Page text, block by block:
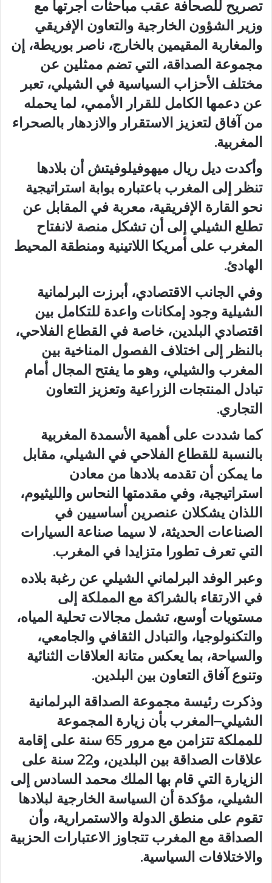
تصريح للصحافة عقب مباحثات أجرتها مع
وزير الشؤون الخارجية والتعاون الإفريقي
والمغاربة المقيمين بالخارج، ناصر بوريطة، إن
مجموعة الصداقة، التي تضم ممثلين عن
مختلف الأحزاب السياسية في الشيلي، تعبر
عن دعمها الكامل للقرار الأممي، لما يحمله
من آفاق لتعزيز الاستقرار والازدهار بالصحراء
المغربية.
وأكدت ديل ريال ميهوفيلوفيتش أن بلادها
تنظر إلى المغرب باعتباره بوابة استراتيجية
نحو القارة الإفريقية، معربة في المقابل عن
تطلع الشيلي إلى أن تشكل منصة لانفتاح
المغرب على أمريكا اللاتينية ومنطقة المحيط
الهادئ.
وفي الجانب الاقتصادي، أبرزت البرلمانية
الشيلية وجود إمكانات واعدة للتكامل بين
اقتصادي البلدين، خاصة في القطاع الفلاحي،
بالنظر إلى اختلاف الفصول المناخية بين
المغرب والشيلي، وهو ما يفتح المجال أمام
تبادل المنتجات الزراعية وتعزيز التعاون
التجاري.
كما شددت على أهمية الأسمدة المغربية
بالنسبة للقطاع الفلاحي في الشيلي، مقابل
ما يمكن أن تقدمه بلادها من معادن
استراتيجية، وفي مقدمتها النحاس والليثيوم،
اللذان يشكلان عنصرين أساسيين في
الصناعات الحديثة، لا سيما صناعة السيارات
التي تعرف تطورا متزايدا في المغرب.
وعبر الوفد البرلماني الشيلي عن رغبة بلاده
في الارتقاء بالشراكة مع المملكة إلى
مستويات أوسع، تشمل مجالات تحلية المياه،
والتكنولوجيا، والتبادل الثقافي والجامعي،
والسياحة، بما يعكس متانة العلاقات الثنائية
وتنوع آفاق التعاون بين البلدين.
وذكرت رئيسة مجموعة الصداقة البرلمانية
الشيلي–المغرب بأن زيارة المجموعة
للمملكة تتزامن مع مرور 65 سنة على إقامة
علاقات الصداقة بين البلدين، و22 سنة على
الزيارة التي قام بها الملك محمد السادس إلى
الشيلي، مؤكدة أن السياسة الخارجية لبلادها
تقوم على منطق الدولة والاستمرارية، وأن
الصداقة مع المغرب تتجاوز الاعتبارات الحزبية
والاختلافات السياسية.